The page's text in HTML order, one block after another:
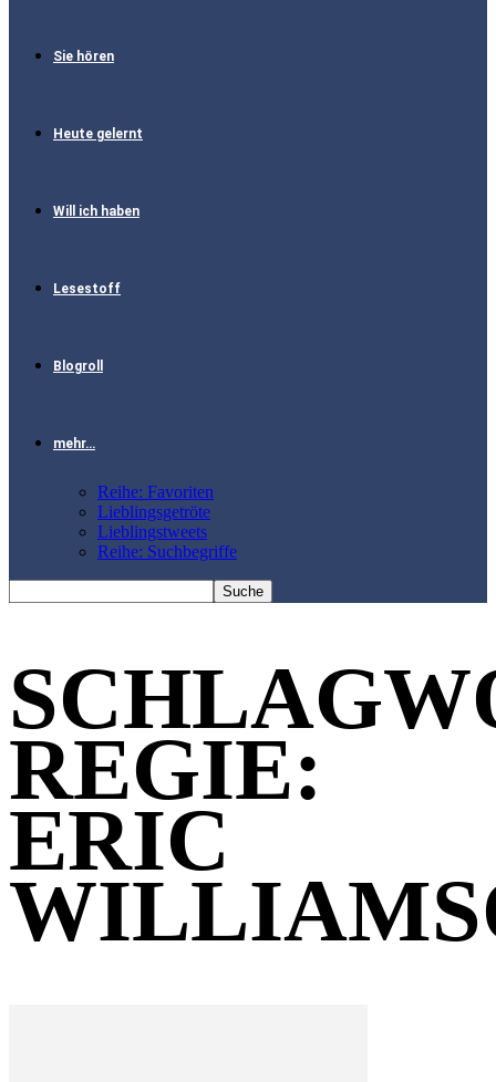
Sie hören
Heute gelernt
Will ich haben
Lesestoff
Blogroll
mehr…
Reihe: Favoriten
Lieblingsgetröte
Lieblingstweets
Reihe: Suchbegriffe
REGIE:
ERIC